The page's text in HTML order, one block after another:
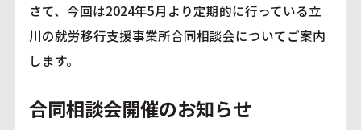
さて、今回は2024年5月より定期的に行っている立
川の就労移行支援事業所合同相談会についてご案内
します。
合同相談会開催のお知らせ